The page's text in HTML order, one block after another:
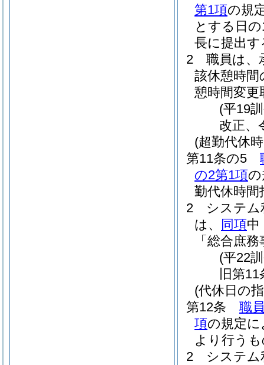
第1項の規
とする日
長に提出
2
職員は、
該休憩時
憩時間変
(平19
改正、
(超勤代休
第11条の5
の2第1項の
勤代休時
2
システム
は、
同項中
「総合庶
(平22
旧第
(代休日の
第12条
職
項の規定に
より行う
2
システム